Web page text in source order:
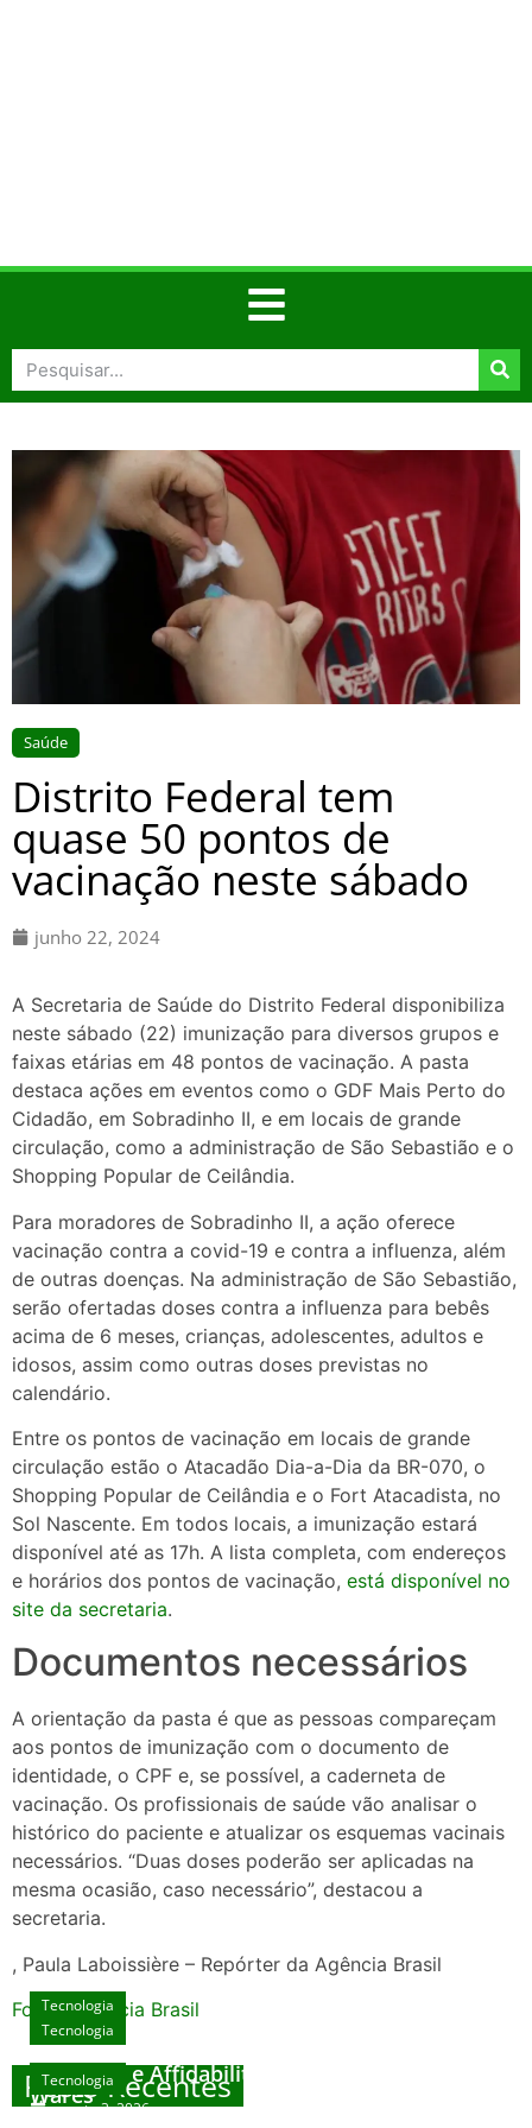
Saúde
Distrito Federal tem
quase 50 pontos de
vacinação neste sábado
junho 22, 2024
A Secretaria de Saúde do Distrito Federal disponibiliza
neste sábado (22) imunização para diversos grupos e
faixas etárias em 48 pontos de vacinação. A pasta
destaca ações em eventos como o GDF Mais Perto do
Cidadão, em Sobradinho II, e em locais de grande
circulação, como a administração de São Sebastião e o
Shopping Popular de Ceilândia.
Para moradores de Sobradinho II, a ação oferece
vacinação contra a covid-19 e contra a influenza, além
de outras doenças. Na administração de São Sebastião,
serão ofertadas doses contra a influenza para bebês
acima de 6 meses, crianças, adolescentes, adultos e
idosos, assim como outras doses previstas no
calendário.
Entre os pontos de vacinação em locais de grande
circulação estão o Atacadão Dia-a-Dia da BR-070, o
Shopping Popular de Ceilândia e o Fort Atacadista, no
Sol Nascente. Em todos locais, a imunização estará
disponível até as 17h. A lista completa, com endereços
e horários dos pontos de vacinação, está disponível no
site da secretaria.
Documentos necessários
A orientação da pasta é que as pessoas compareçam
aos pontos de imunização com o documento de
identidade, o CPF e, se possível, a caderneta de
vacinação. Os profissionais de saúde vão analisar o
histórico do paciente e atualizar os esquemas vacinais
necessários. “Duas doses poderão ser aplicadas na
mesma ocasião, caso necessário”, destacou a
secretaria.
, Paula Laboissière – Repórter da Agência Brasil
Fonte: Agencia Brasil
Posts Recentes
Tecnologia
Unlock Exclusive Rewards at The Big Dog
House
agosto 3, 2026
Tecnologia
Sicurezza e Affidabilità di Mr Nulls Wicked
Wares
Tecnologia
Tecnologia